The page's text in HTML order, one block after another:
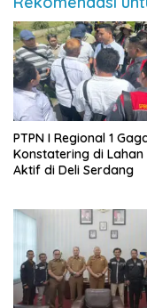
PTPN I Regional 1
Konstatering di Lahan
Aktif di Deli Serdang